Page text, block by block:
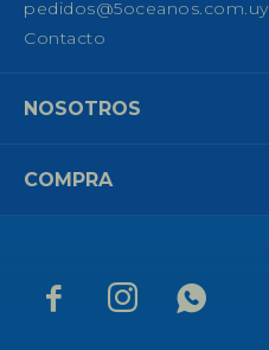
  
pedidos@5oceanos.com.uy
Contacto
NOSOTROS
COMPRA